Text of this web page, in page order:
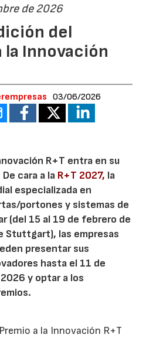
de 2026
del
la Innovación
03/06/2026
R+T entra en su
cara a la R+T 2027, la
especializada en
portones y sistemas de
(del 15 al 19 de febrero de
Stuttgart), las empresas
presentar sus
hasta el 11 de
y optar a los
a la Innovación R+T